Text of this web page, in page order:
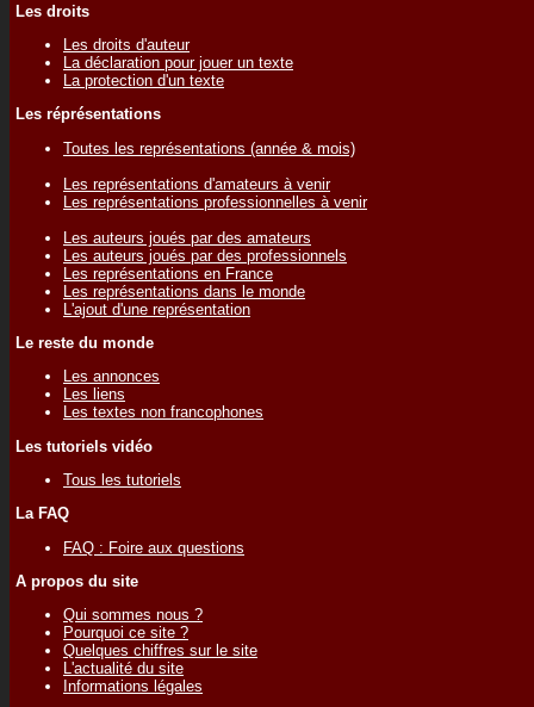
Les droits
Les droits d'auteur
La déclaration pour jouer un texte
La protection d'un texte
Les réprésentations
Toutes les représentations (année & mois)
Les représentations d'amateurs à venir
Les représentations professionnelles à venir
Les auteurs joués par des amateurs
Les auteurs joués par des professionnels
Les représentations en France
Les représentations dans le monde
L'ajout d'une représentation
Le reste du monde
Les annonces
Les liens
Les textes non francophones
Les tutoriels vidéo
Tous les tutoriels
La FAQ
FAQ : Foire aux questions
A propos du site
Qui sommes nous ?
Pourquoi ce site ?
Quelques chiffres sur le site
L'actualité du site
Informations légales